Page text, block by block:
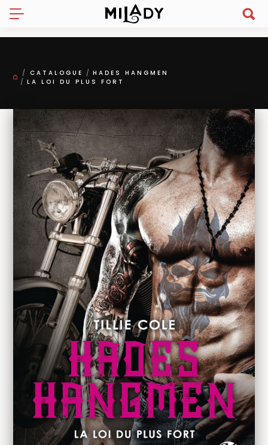
CATALOGUE
HADES HANGMEN
LA LOI DU PLUS FORT